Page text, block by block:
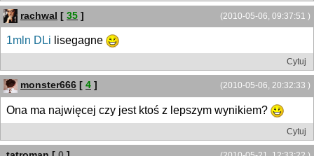
(2010-05-06, 09:37:51 )
rachwal [ 35 ]
1mln DLi lisegagne
Cytuj
(2010-05-06, 20:32:33 )
monster666 [ 4 ]
Ona ma najwięcej czy jest ktoś z lepszym wynikiem?
Cytuj